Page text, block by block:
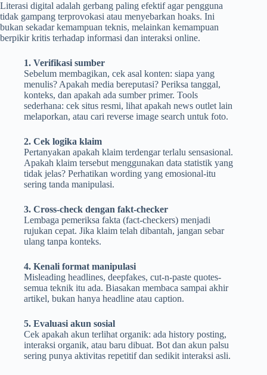
Literasi digital adalah gerbang paling efektif agar pengguna
tidak gampang terprovokasi atau menyebarkan hoaks. Ini
bukan sekadar kemampuan teknis, melainkan kemampuan
berpikir kritis terhadap informasi dan interaksi online.
1. Verifikasi sumber
Sebelum membagikan, cek asal konten: siapa yang
menulis? Apakah media bereputasi? Periksa tanggal,
konteks, dan apakah ada sumber primer. Tools
sederhana: cek situs resmi, lihat apakah news outlet lain
melaporkan, atau cari reverse image search untuk foto.
2. Cek logika klaim
Pertanyakan apakah klaim terdengar terlalu sensasional.
Apakah klaim tersebut menggunakan data statistik yang
tidak jelas? Perhatikan wording yang emosional-itu
sering tanda manipulasi.
3. Cross-check dengan fakt-checker
Lembaga pemeriksa fakta (fact-checkers) menjadi
rujukan cepat. Jika klaim telah dibantah, jangan sebar
ulang tanpa konteks.
4. Kenali format manipulasi
Misleading headlines, deepfakes, cut-n-paste quotes-
semua teknik itu ada. Biasakan membaca sampai akhir
artikel, bukan hanya headline atau caption.
5. Evaluasi akun sosial
Cek apakah akun terlihat organik: ada history posting,
interaksi organik, atau baru dibuat. Bot dan akun palsu
sering punya aktivitas repetitif dan sedikit interaksi asli.